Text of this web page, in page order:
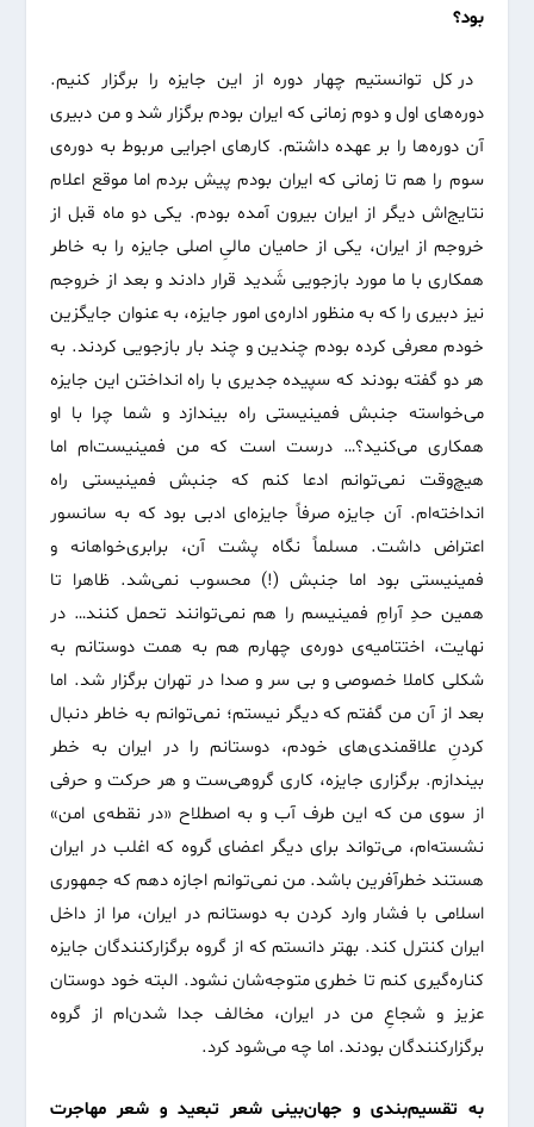
بود؟
در کل توانستیم چهار دوره از این جایزه را برگزار کنیم.
دوره‌های اول و دوم زمانی که ایران بودم برگزار شد و من دبیری
آن دوره‌ها را بر عهده داشتم. کارهای اجرایی مربوط به دوره‌ی
سوم را هم تا زمانی که ایران بودم پیش بردم اما موقع اعلام
نتایج‌اش دیگر از ایران بیرون آمده بودم. یکی دو ماه قبل از
خروجم از ایران، یکی از حامیان مالیِ اصلی جایزه را به خاطر
همکاری با ما مورد بازجویی شَدید قرار دادند و بعد از خروجم
نیز دبیری را که به منظور اداره‌ی امور جایزه، به عنوان جایگزین
خودم معرفی کرده بودم چندین و چند بار بازجویی کردند. به
هر دو گفته بودند که سپیده جدیری با راه انداختن این جایزه
می‌خواسته جنبش فمینیستی راه بیندازد و شما چرا با او
همکاری می‌کنید؟… درست است که من فمینیست‌ام اما
هیچ‌وقت نمی‌توانم ادعا کنم که جنبش فمینیستی راه
انداخته‌ام. آن جایزه صرفاً جایزه‌ای ادبی بود که به سانسور
اعتراض داشت. مسلماً نگاه پشت آن، برابری‌خواهانه و
فمینیستی بود اما جنبش (!) محسوب نمی‌شد. ظاهرا تا
همین حدِ آرامِ فمینیسم را هم نمی‌توانند تحمل کنند… در
نهایت، اختتامیه‌ی دوره‌ی چهارم هم به همت دوستانم به
شکلی کاملا خصوصی و بی سر و صدا در تهران برگزار شد. اما
بعد از آن من گفتم که دیگر نیستم؛ نمی‌توانم به خاطر دنبال
کردنِ علاقمندی‌های خودم، دوستانم را در ایران به خطر
بیندازم. برگزاری جایزه، کاری گروهی‌ست و هر حرکت و حرفی
از سوی من که این طرف آب و به اصطلاح «در نقطه‌ی امن»
نشسته‌ام، می‌تواند برای دیگر اعضای گروه که اغلب در ایران
هستند خطرآفرین باشد. من نمی‌توانم اجازه دهم که جمهوری
اسلامی با فشار وارد کردن به دوستانم در ایران، مرا از داخل
ایران کنترل کند. بهتر دانستم که از گروه برگزارکنندگان جایزه
کناره‌گیری کنم تا خطری متوجه‌شان نشود. البته خود دوستان
عزیز و شجاعِ من در ایران، مخالف جدا شدن‌ام از گروه
برگزارکنندگان بودند. اما چه می‌شود کرد.
به تقسیم‌بندی و جهان‌بینی شعر تبعید و شعر مهاجرت